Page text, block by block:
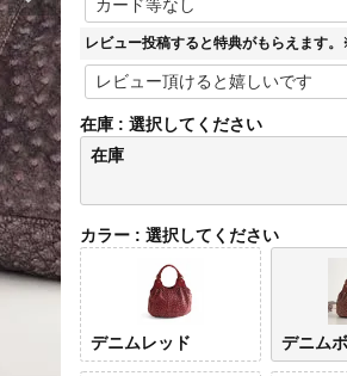
レビュー投稿すると特典がもらえます
在庫
選択してください
在庫
カラー 選択してください
デニムレッド デニム